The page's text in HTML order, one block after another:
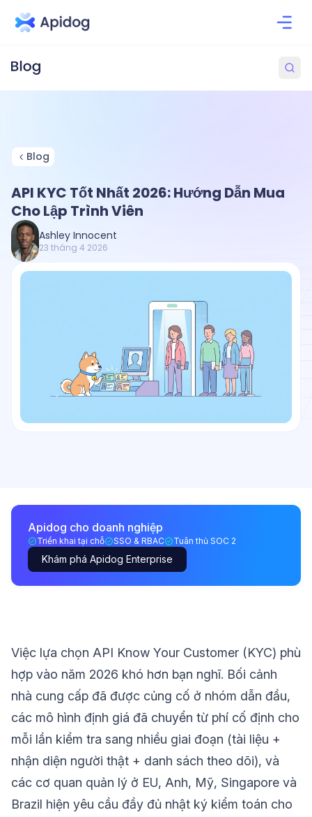
Blog
API KYC Tốt Nhất 2026: Hướng Dẫn Mua
Cho Lập Trình Viên
Ashley Innocent
23 tháng 4 2026
Apidog cho doanh nghiệp
Triển khai tại chỗ SSO & RBAC Tuân thủ SOC 2
Khám phá Apidog Enterprise
Việc lựa chọn API Know Your Customer (KYC) phù
hợp vào năm 2026 khó hơn bạn nghĩ. Bối cảnh
nhà cung cấp đã được củng cố ở nhóm dẫn đầu,
các mô hình định giá đã chuyển từ phí cố định cho
mỗi lần kiểm tra sang nhiều giai đoạn (tài liệu +
nhận diện người thật + danh sách theo dõi), và
các cơ quan quản lý ở EU, Anh, Mỹ, Singapore và
Brazil hiện yêu cầu đầy đủ nhật ký kiểm toán cho